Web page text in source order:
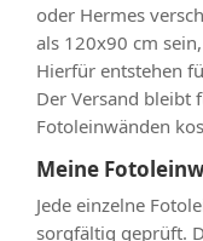
oder Hermes
als 120x90 cm
Hierfür entstehen
Der Versand bleibt
Fotoleinwänden
Meine
Jede einzelne
sorgfältig geprüft.